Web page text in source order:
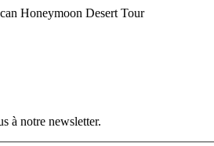
Honeymoon Desert Tour
à notre newsletter.